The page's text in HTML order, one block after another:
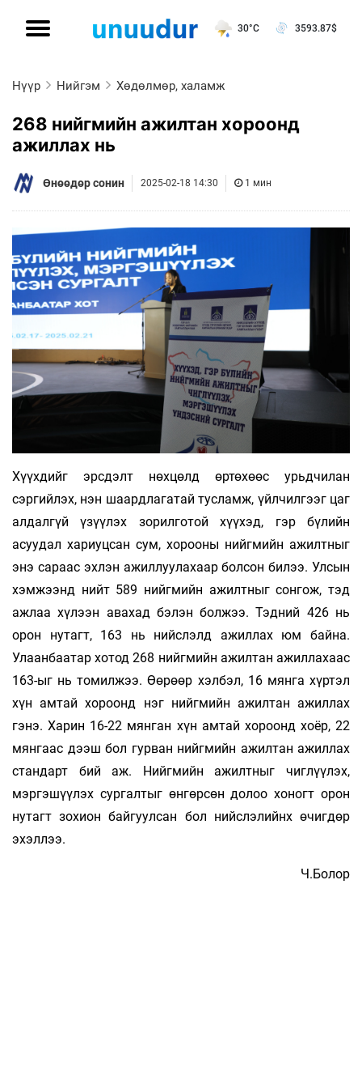
30°C 3593.87$
Нүүр Нийгэм Хөдөлмөр, халамж
268 нийгмийн ажилтан хороонд
ажиллах нь
Өнөөдөр сонин 2025-02-18 14:30 1 мин
Хүүхдийг эрсдэлт нөхцөлд өртөхөөс урьд­чи­лан
сэргийлэх, нэн шаардлагатай тусламж, үйл­чилгээг цаг
алдалгүй үзүүлэх зорилготой хүү­хэд, гэр бүлийн
асуудал хариуцсан сум, хорооны нийгмийн ажилтныг
энэ сараас эхлэн ажиллуулахаар болсон билээ. Улсын
хэмжээнд нийт 589 нийгмийн ажилтныг сонгож, тэд
ажлаа хүлээн авахад бэлэн болжээ. Тэдний 426 нь
орон нутагт, 163 нь нийслэлд ажиллах юм байна.
Улаанбаатар хотод 268 нийгмийн ажилтан ажиллахаас
163-ыг нь томилжээ. Өөрөөр хэлбэл, 16 мянга хүртэл
хүн амтай хороонд нэг нийгмийн ажилтан ажиллах
гэнэ. Харин 16-22 мянган хүн амтай хороонд хоёр, 22
мянгаас дээш бол гурван нийгмийн ажилтан ажиллах
стандарт бий аж. Нийгмийн ажилтныг чиглүүлэх,
мэргэшүүлэх сургалтыг өнгөрсөн долоо хоногт орон
нутагт зохион байгуулсан бол нийслэлийнх өчигдөр
эхэллээ.
Ч.Болор